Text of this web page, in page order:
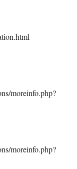
moreinfo.php?
moreinfo.php?